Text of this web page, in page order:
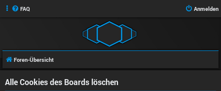
FAQ Anmelden
Foren-Übersicht
Alle Cookies des Boards löschen